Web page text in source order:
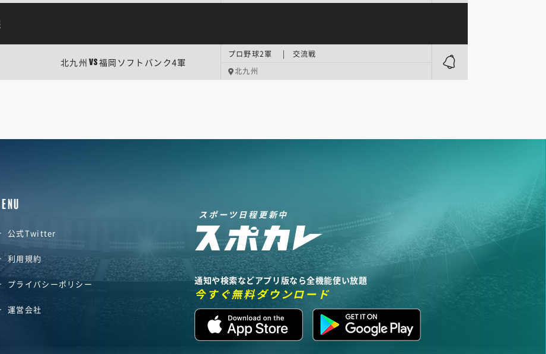
北九州 VS福岡ソフトバンク4軍
プロ野球2軍 | 交流戦
北九州
公式Twitter
利用規約
プライバシーポリシー
運営会社
スポーツ日程更新中
通知や検索などアプリ版なら全機能使い放題
今すぐ無料ダウンロード